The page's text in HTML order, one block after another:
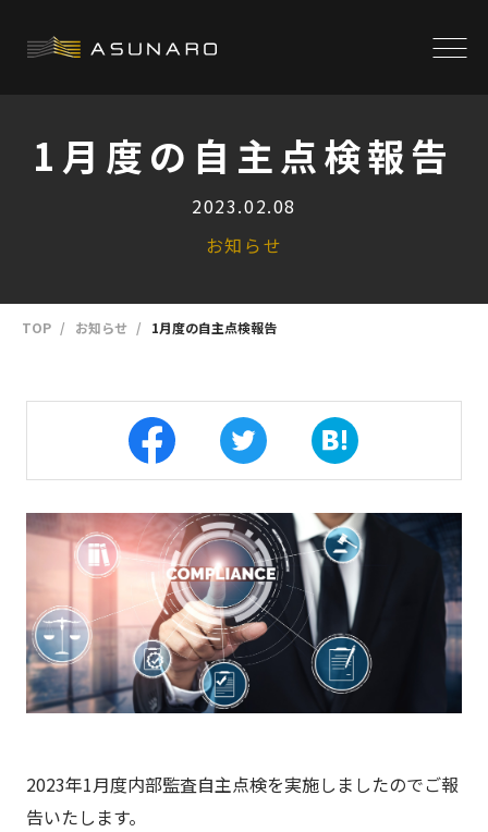
1月度の自主点検報告
2023.02.08
お知らせ
TOP お知らせ 1月度の自主点検報告
2023年1月度内部監査自主点検を実施しましたのでご報
告いたします。